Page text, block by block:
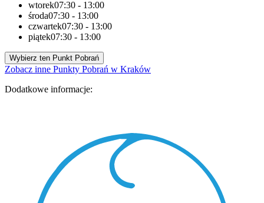
wtorek07:30 - 13:00
środa07:30 - 13:00
czwartek07:30 - 13:00
piątek07:30 - 13:00
Wybierz ten Punkt Pobrań
Zobacz inne Punkty Pobrań w Kraków
Dodatkowe informacje: